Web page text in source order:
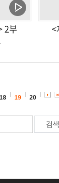
2부 <
18 19 20